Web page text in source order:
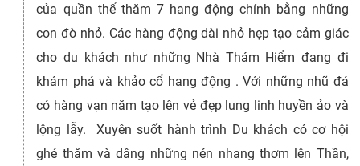
của quần thể thăm 7 hang động chính bằng những
con đò nhỏ. Các hàng động dài nhỏ hẹp tạo cảm giác
cho du khách như những Nhà Thám Hiểm đang đi
khám phá và khảo cổ hang động . Với những nhũ đá
có hàng vạn năm tạo lên vẻ đẹp lung linh huyền ảo và
lộng lẫy. Xuyên suốt hành trình Du khách có cơ hội
ghé thăm và dâng những nén nhang thơm lên Thần,